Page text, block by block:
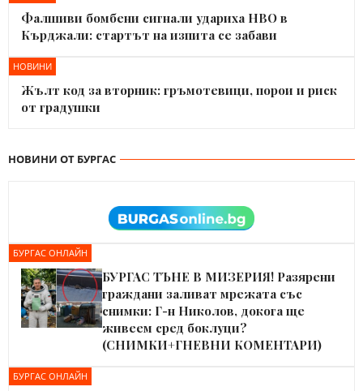
Фалшиви бомбени сигнали удариха НВО в
Кърджали: стартът на изпита се забави
НОВИНИ
Жълт код за вторник: гръмотевици, порои и риск
от градушки
НОВИНИ ОТ БУРГАС
БУРГАС ОНЛАЙН
БУРГАС ТЪНЕ В МИЗЕРИЯ! Разярени
граждани заливат мрежата със
снимки: Г-н Николов, докога ще
живеем сред боклуци?
(СНИМКИ+ГНЕВНИ КОМЕНТАРИ)
БУРГАС ОНЛАЙН